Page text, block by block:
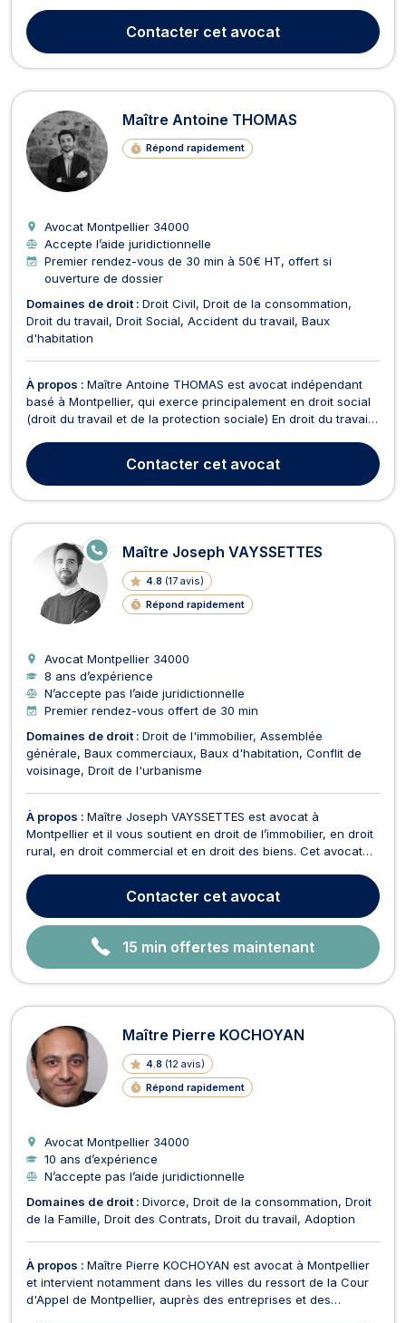
plus de 12 années d'expérience, elle intervient principalement
en droit du travail, droit commercial, d...
Contacter cet avocat
Maître Antoine THOMAS
Répond rapidement
Avocat Montpellier 34000
Accepte l’aide juridictionnelle
Premier rendez-vous de 30 min à 50€ HT, offert si
ouverture de dossier
Domaines de droit : Droit Civil Droit de la consommation
Droit du travail Droit Social Accident du travail Baux
d'habitation
À propos : Maître Antoine THOMAS est avocat indépendant
basé à Montpellier, qui exerce principalement en droit social
(droit du travail et de la protection sociale) En droit du travail,
juridiques, telles que les procédures de licenciement, les
ruptures conventionnelles, ainsi que...
Contacter cet avocat
Maître Joseph VAYSSETTES
4.8 (17 avis)
Répond rapidement
E
N
N
E
Avocat Montpellier 34000
8 ans d’expérience
N’accepte pas l’aide juridictionnelle
Premier rendez-vous offert de 30 min
Domaines de droit : Droit de l'immobilier Assemblée
générale Baux commerciaux Baux d'habitation Conflit de
voisinage Droit de l'urbanisme
À propos : Maître Joseph VAYSSETTES est avocat à
Montpellier et il vous soutient en droit de l’immobilier, en droit
rural, en droit commercial et en droit des biens. Cet avocat
nécessaires pour intervenir en droit de la construction ainsi
qu’en droit de l’expropriation/préemption. Fai...
Contacter cet avocat
15 min offertes maintenant
Maître Pierre KOCHOYAN
4.8 (12 avis)
Répond rapidement
Avocat Montpellier 34000
10 ans d’expérience
N’accepte pas l’aide juridictionnelle
Domaines de droit : Divorce Droit de la consommation Droit
de la Famille Droit des Contrats Droit du travail Adoption
À propos : Maître Pierre KOCHOYAN est avocat à Montpellier
et intervient notamment dans les villes du ressort de la Cour
d'Appel de Montpellier, auprès des entreprises et des